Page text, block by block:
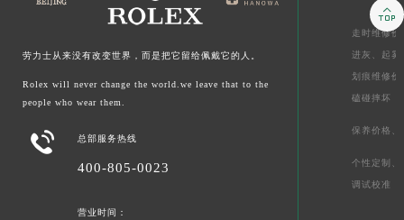
劳力士从来没有改变世界，而是把它留给佩戴它的人。
Rolex will never change the world.we leave that to the
people who wear them.
 总部服务热线
400-805-0023
营业时间：
走时维修价
进灰、 起雾
划痕维修价
磕碰摔坏
保养价格、
个性定制、
调试校准
